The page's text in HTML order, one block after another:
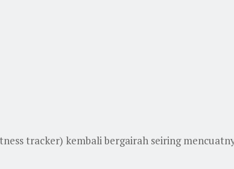
tracker) kembali bergairah seiring